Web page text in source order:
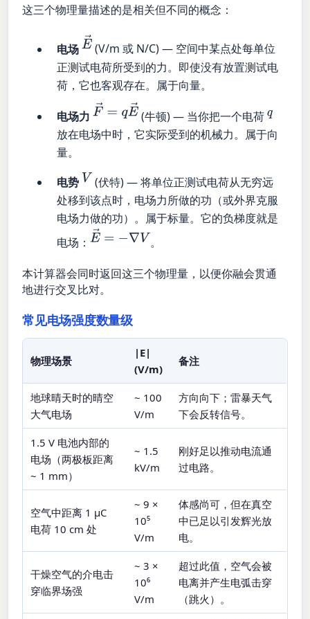
这三个物理量描述的是相关但不同的概念：
电场E→(V/m 或 N/C) — 空间中某点处每单位
正测试电荷所受到的力。即使没有放置测试电
荷，它也客观存在。属于向量。
电场力F→=qE→(牛顿) — 当你把一个电荷q
放在电场中时，它实际受到的机械力。属于向
量。
电势 V (伏特) — 将单位正测试电荷从无穷远
处移到该点时，电场力所做的功（或外界克服
电场力做的功）。属于标量。它的负梯度就是
电场：E→=−∇V 。
本计算器会同时返回这三个物理量，以便你融会贯通
地进行交叉比对。
常见电场强度数量级
物理场景
|E|
(V/m)
备注
地球晴天时的晴空
大气电场
~ 100
V/m
方向向下；雷暴天气
下会反转信号。
1.5 V 电池内部的
电场（两极板距离
~ 1 mm）
~ 1.5
kV/m
刚好足以推动电流通
过电路。
空气中距离 1 µC
电荷 10 cm 处
~ 9 ×
10⁵
V/m
体感尚可，但在真空
中已足以引发辉光放
电。
干燥空气的介电击
穿临界场强
~ 3 ×
10⁶
V/m
超过此值，空气会被
电离并产生电弧击穿
（跳火）。